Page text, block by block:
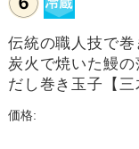
伝統の職人技で
炭火で焼いた鰻
だし巻き玉子【三
価格: